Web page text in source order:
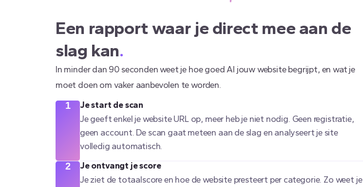
Een rapport waar je direct mee aan de
slag kan.
In minder dan 90 seconden weet je hoe goed AI jouw website begrijpt, en wat je
moet doen om vaker aanbevolen te worden.
1
Je start de scan
Je geeft enkel je website URL op, meer heb je niet nodig. Geen registratie,
geen account. De scan gaat meteen aan de slag en analyseert je site
volledig automatisch.
2
Je ontvangt je score
Je ziet de totaalscore en hoe de website presteert per categorie. Zo weet je